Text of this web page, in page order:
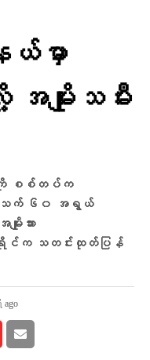
မှာ
မျိုးသမီး
ာကို စစ်တပ်က
သက် ၆၀ အရွယ်
းသား
ရိုင်က သတင်းထုတ်ပြန်
ago